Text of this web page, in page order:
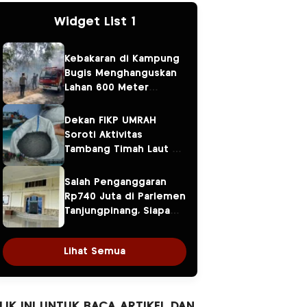
Widget List 1
Kebakaran di Kampung
Bugis Menghanguskan
Lahan 600 Meter
dari Bakar Sampah
Dekan FIKP UMRAH
Soroti Aktivitas
Tambang Timah Laut di
Beroperasi 12 Tahun
Salah Penganggaran
Rp740 Juta di Parlemen
Tanjungpinang, Siapa
Jawab? Ketua DPRD,
Banggar atau Sekretaris
DPRD?
Lihat Semua